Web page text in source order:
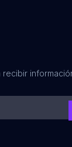
recibir